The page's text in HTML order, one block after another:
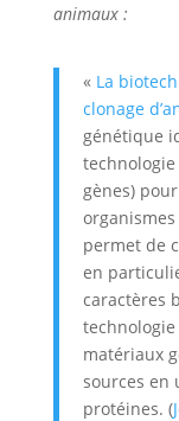
animaux :
« La
clonage
génétique
technologie
gènes)
permet de
en
caractères
technologie
matériaux
sources en
protéines. (